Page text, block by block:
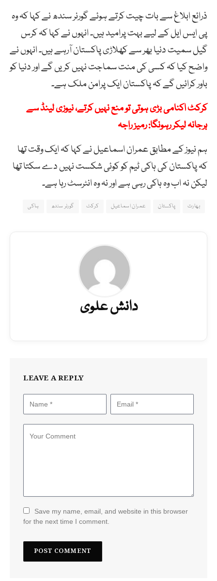
ذرائع ابلاغ سے بات چیت کرتے ہوئے گورنر سندھ نے کہا کہ وہ
پی ایس ایل کے لیے بہت پرامید ہیں۔ انہوں نے کہا کہ کرس
گیل سمیت دنیا بھر سے کھلاڑی پاکستان آرہے ہیں۔ انہوں نے
واضح کیا کہ کسی کی منت سماجت نہیں کریں گے اور دنیا کو
باور کرائیں گے کہ پاکستان ایک پرامن ملک ہے۔
کرکٹ اکنامی بڑی ہوتی تو منع نہیں کرتے، نیوزی لینڈ سے
ہرجانہ لیکر رہونگا: رمیز راجہ
ہم نیوز کے مطابق عمران اسماعیل نے کہا کہ ایک وقت تھا
کہ پاکستان کی ہاکی ٹیم کو کوئی شکست نہیں دے سکتا تھا
لیکن نہ اب وہ ہاکی رہی ہے اور نہ وہ انٹرسٹ رہا ہے۔
بھارت پاکستان عمران اسماعیل کرکٹ گورنر سندھ ہاکی
دانش علوی
LEAVE A REPLY
Save my name, email, and website in this browser
for the next time I comment.